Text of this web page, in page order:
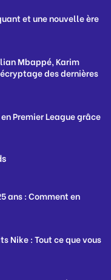
et une nouvelle ère
Mbappé, Karim
des dernières
Premier League grâce
ans : Comment en
Nike : Tout ce que vous